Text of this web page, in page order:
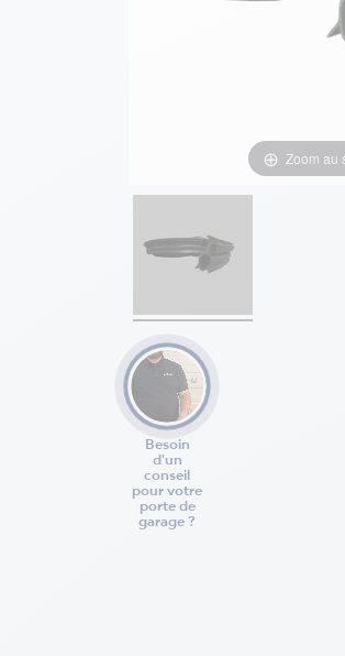
Zoom au
Besoin
d'un
conseil
pour votre
porte de
garage ?